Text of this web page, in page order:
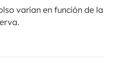
varían en función de la